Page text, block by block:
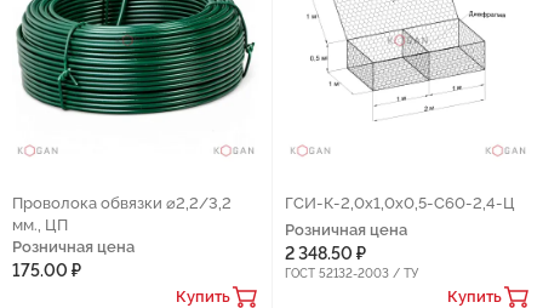
Проволока обвязки ⌀2,2/3,2
мм., ЦП
Розничная цена
175.00 ₽
Купить
ГCИ-К-2,0х1,0х0,5-С60-2,4-Ц
Розничная цена
2 348.50 ₽
ГОСТ 52132-2003 / ТУ
Купить